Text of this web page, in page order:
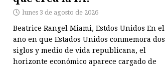
lunes 3 de agosto de 2026
Beatrice Rangel Miami, Estdos Unidos En el
año en que Estados Unidos conmemora dos
siglos y medio de vida republicana, el
horizonte económico aparece cargado de